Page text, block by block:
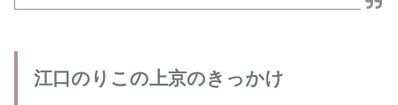
江口のりこの上京のきっかけ